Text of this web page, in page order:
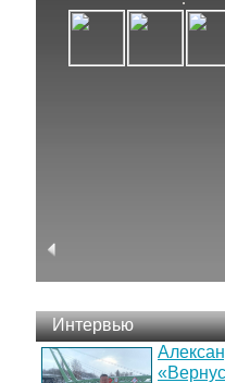
Интервью